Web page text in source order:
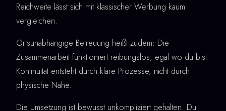
Reichweite lässt sich mit klassischer Werbung kaum
vergleichen.
Ortsunabhängige Betreuung heißt zudem: Die
Zusammenarbeit funktioniert reibungslos, egal wo du bist.
Kontinuität entsteht durch klare Prozesse, nicht durch
physische Nähe.
Die Umsetzung ist bewusst unkompliziert gehalten. Du